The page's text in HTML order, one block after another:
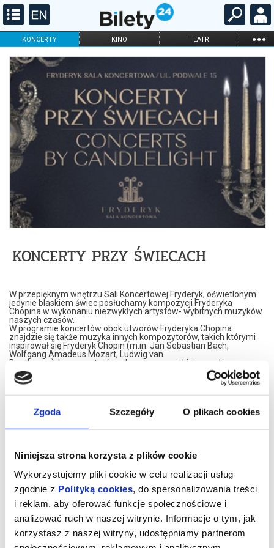
Zgoda Szczegóły O plikach cookies
Niniejsza strona korzysta z plików cookie
Wykorzystujemy pliki cookie w celu realizacji usług
zgodnie z Polityką cookies, do spersonalizowania treści
i reklam, aby oferować funkcje społecznościowe i
analizować ruch w naszej witrynie. Informacje o tym, jak
korzystasz z naszej witryny, udostępniamy partnerom
KONCERTY KINO TEATR ...
FILHARMONIA OPERA I BALET
DLA DZIECI
ONLINE KARNETY
KONCERTY PRZY ŚWIECACH
W przepięknym wnętrzu Sali Koncertowej Fryderyk, oświetlonym
jedynie blaskiem świec posłuchamy kompozycji Fryderyka
Chopina w wykonaniu niezwykłych artystów- wybitnych muzyków
naszych czasów.
W programie koncertów obok utworów Fryderyka Chopina
znajdzie się także muzyka innych kompozytorów, takich którymi
inspirował się Fryderyk Chopin (m.in. Jan Sebastian Bach,
Wolfgang Amadeus Mozart, Ludwig van
Beethoven), kompozytorów z kręgu europejskiej muzyki
romantycznej (m.in. Ferenc Liszt, Józef Elsner, Stanisław
Moniuszko), a także twórców późniejszych.
Koncerty są dwuczęściowym recitalami trwającymi ok. 60
minut, opartymi na popularnej w XIX wieku idei salonowych
W przerwie koncertu poczęstujemy Państwa lampką wina
*******
Bezpieczne zakupy w Bilety24. W przypadku odwołania
wydarzenia, gwarantujemy automatyczny zwrot środków
potwierdzony komunikatem wysyłanym na adres e-mail, podany
podczas zakupu.